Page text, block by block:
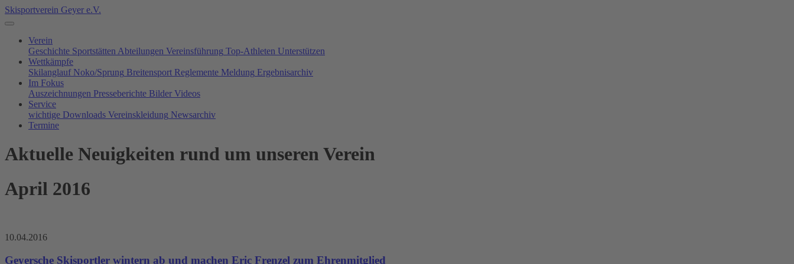
Skisportverein Geyer e.V.
Verein
Geschichte Sportstätten Abteilungen Vereinsführung Top-Athleten Unterstützen
Wettkämpfe
Skilanglauf Noko/Sprung Breitensport Reglemente Meldung Ergebnisarchiv
Im Fokus
Auszeichnungen Presseberichte Bilder Videos
Service
wichtige Downloads Vereinskleidung Newsarchiv
Termine
Aktuelle Neuigkeiten rund um unseren Verein
April 2016
10.04.2016
Geyersche Skisportler wintern ab und machen Eric Frenzel zum Ehrenmitglied